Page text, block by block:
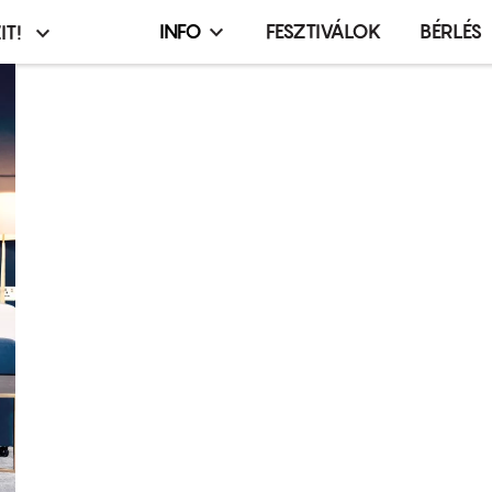
Infó,
INFO FESZTIVÁLOK BÉRLÉS